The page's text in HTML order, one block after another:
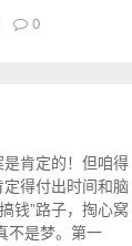
0
是肯定的！但咱得
得付出时间和脑
钱”路子，掏心窝
不是梦。第一